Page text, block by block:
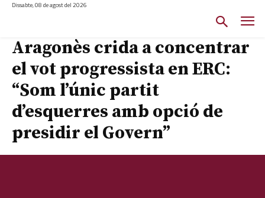
Dissabte, 08 de agost del 2026
Aragonès crida a concentrar
el vot progressista en ERC:
“Som l’únic partit
d’esquerres amb opció de
presidir el Govern”